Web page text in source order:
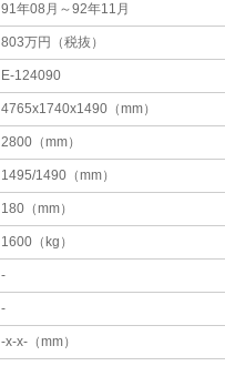
91年08月～92年11月
803万円（税抜）
E-124090
4765x1740x1490（mm）
2800（mm）
1495/1490（mm）
180（mm）
1600（kg）
-
-
-x-x-（mm）